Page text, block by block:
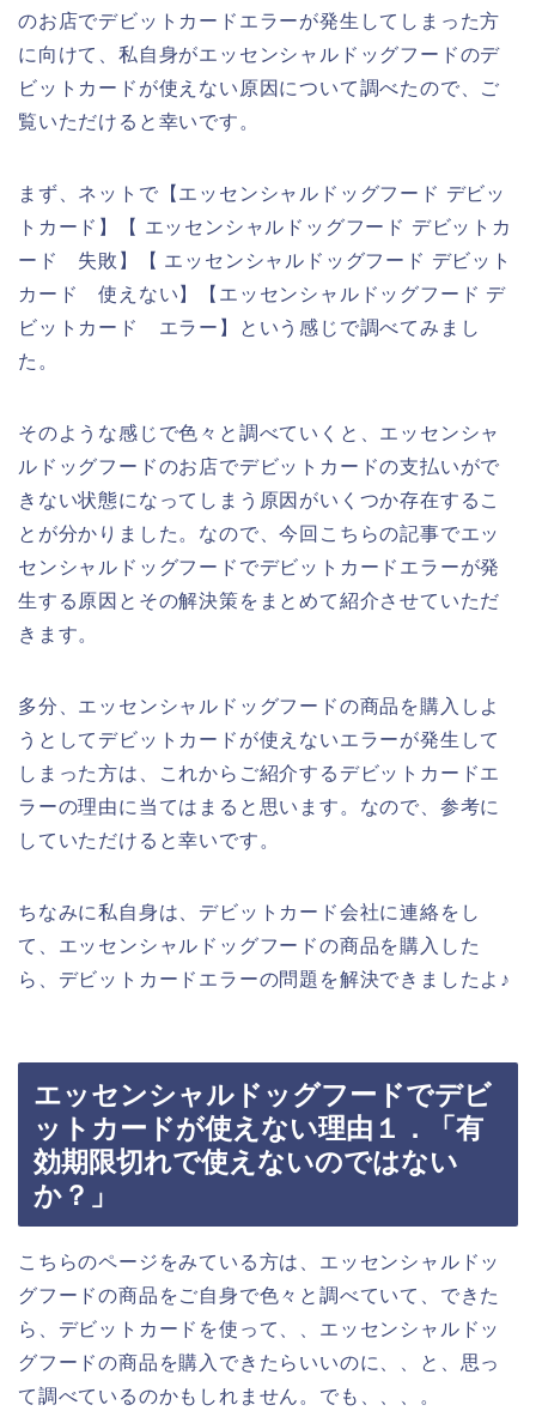
のお店でデビットカードエラーが発生してしまった方
に向けて、私自身がエッセンシャルドッグフードのデ
ビットカードが使えない原因について調べたので、ご
覧いただけると幸いです。
まず、ネットで【エッセンシャルドッグフード デビッ
トカード】【 エッセンシャルドッグフード デビットカ
ード 失敗】【 エッセンシャルドッグフード デビット
カード 使えない】【エッセンシャルドッグフード デ
ビットカード エラー】という感じで調べてみまし
た。
そのような感じで色々と調べていくと、エッセンシャ
ルドッグフードのお店でデビットカードの支払いがで
きない状態になってしまう原因がいくつか存在するこ
とが分かりました。なので、今回こちらの記事でエッ
センシャルドッグフードでデビットカードエラーが発
生する原因とその解決策をまとめて紹介させていただ
きます。
多分、エッセンシャルドッグフードの商品を購入しよ
うとしてデビットカードが使えないエラーが発生して
しまった方は、これからご紹介するデビットカードエ
ラーの理由に当てはまると思います。なので、参考に
していただけると幸いです。
ちなみに私自身は、デビットカード会社に連絡をし
て、エッセンシャルドッグフードの商品を購入した
ら、デビットカードエラーの問題を解決できましたよ♪
エッセンシャルドッグフードでデビ
ットカードが使えない理由１．「有
効期限切れで使えないのではない
か？」
こちらのページをみている方は、エッセンシャルドッ
グフードの商品をご自身で色々と調べていて、できた
ら、デビットカードを使って、、エッセンシャルドッ
グフードの商品を購入できたらいいのに、、と、思っ
て調べているのかもしれません。でも、、、。